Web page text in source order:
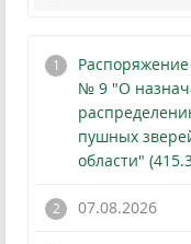
№ 9 "О
пушных
области"
07.08.2026